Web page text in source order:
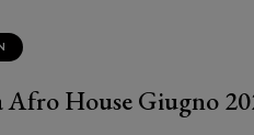
Afro House Giugno